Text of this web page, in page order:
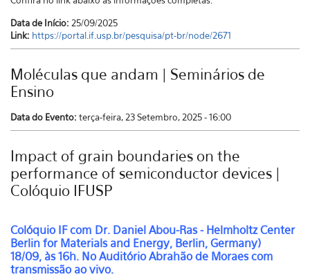
Data de Início: 25/09/2025
Link: https://portal.if.usp.br/pesquisa/pt-br/node/2671
Moléculas que andam | Seminários de
Ensino
Data do Evento: terça-feira, 23 Setembro, 2025 - 16:00
Impact of grain boundaries on the
performance of semiconductor devices |
Colóquio IFUSP
Colóquio IF com Dr. Daniel Abou-Ras - Helmholtz Center
Berlin for Materials and Energy, Berlin, Germany)
18/09, às 16h. No Auditório Abrahão de Moraes com
transmissão ao vivo.